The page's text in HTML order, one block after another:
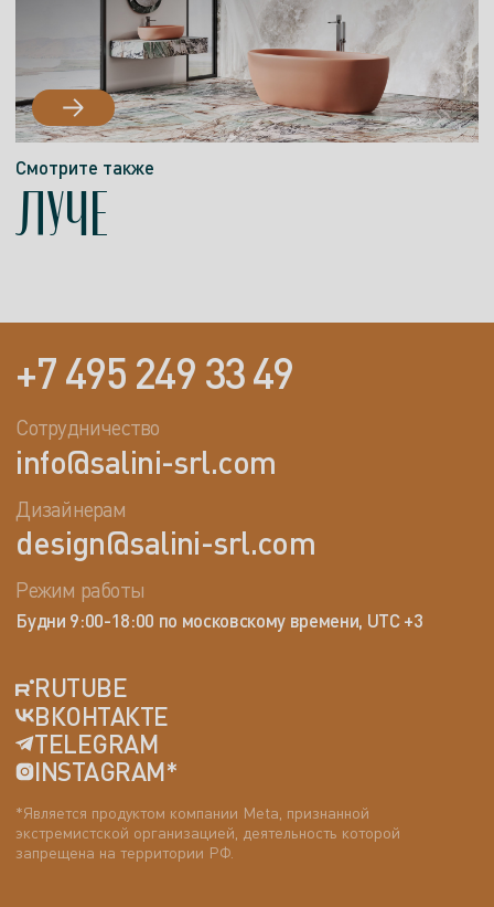
Смотрите также
ЛУЧЕ
+7 495 249 33 49
Сотрудничество
info@salini-srl.com
Дизайнерам
design@salini-srl.com
Режим работы
Будни 9:00-18:00 по московскому времени, UTC +3
RUTUBE
ВКОНТАКТЕ
TELEGRAM
INSTAGRAM*
*Является продуктом компании Meta, признанной
экстремистской организацией, деятельность которой
запрещена на территории РФ.